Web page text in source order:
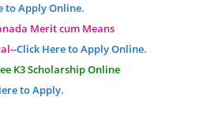
to Apply Online.
Merit cum Means
Click Here to Apply Online.
K3 Scholarship Online
to Apply.